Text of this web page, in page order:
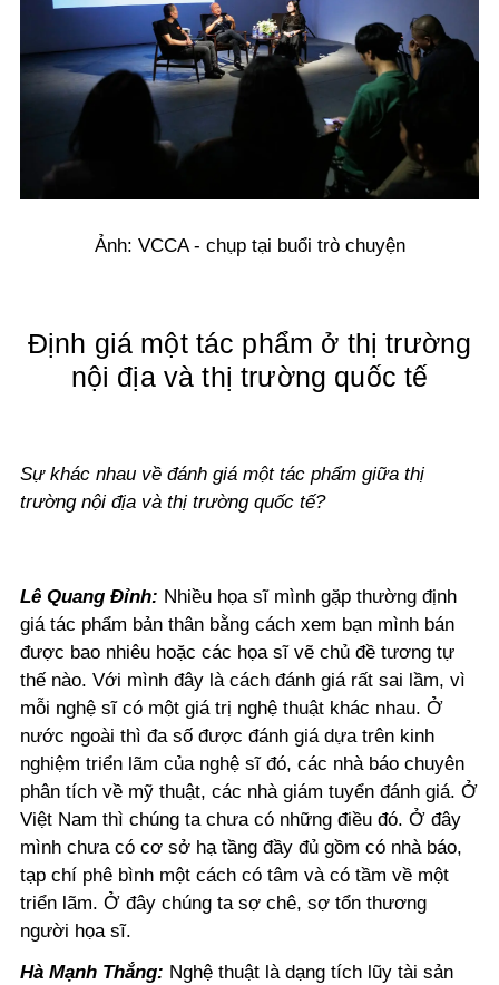
Ảnh: VCCA - chụp tại buổi trò chuyện
Định giá một tác phẩm ở thị trường
nội địa và thị trường quốc tế
Sự khác nhau về đánh giá một tác phẩm giữa thị
trường nội địa và thị trường quốc tế?
Lê Quang Đỉnh: Nhiều họa sĩ mình gặp thường định
giá tác phẩm bản thân bằng cách xem bạn mình bán
được bao nhiêu hoặc các họa sĩ vẽ chủ đề tương tự
thế nào. Với mình đây là cách đánh giá rất sai lầm, vì
mỗi nghệ sĩ có một giá trị nghệ thuật khác nhau. Ở
nước ngoài thì đa số được đánh giá dựa trên kinh
nghiệm triển lãm của nghệ sĩ đó, các nhà báo chuyên
phân tích về mỹ thuật, các nhà giám tuyển đánh giá. Ở
Việt Nam thì chúng ta chưa có những điều đó. Ở đây
mình chưa có cơ sở hạ tầng đầy đủ gồm có nhà báo,
tạp chí phê bình một cách có tâm và có tầm về một
triển lãm. Ở đây chúng ta sợ chê, sợ tổn thương
người họa sĩ.
Hà Mạnh Thắng: Nghệ thuật là dạng tích lũy tài sản